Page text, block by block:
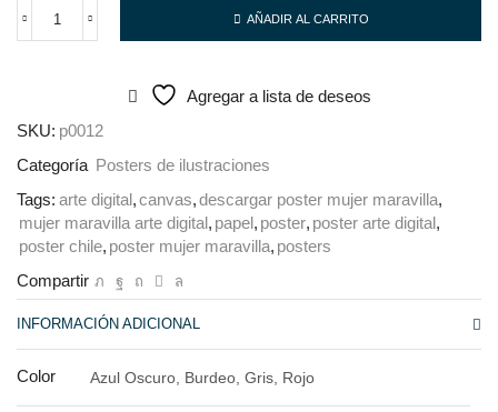
Mujer
AÑADIR AL CARRITO
Agregar a lista de deseos
SKU: p0012
Categoría Posters de ilustraciones
Tags: arte digital ,canvas,descargar poster mujer maravilla,
mujer maravilla arte digital , papel , poster, poster arte digital ,
poster chile, poster mujer maravilla, posters
Compartir
INFORMACIÓN ADICIONAL
Color Azul Oscuro, Burdeo, Gris, Rojo